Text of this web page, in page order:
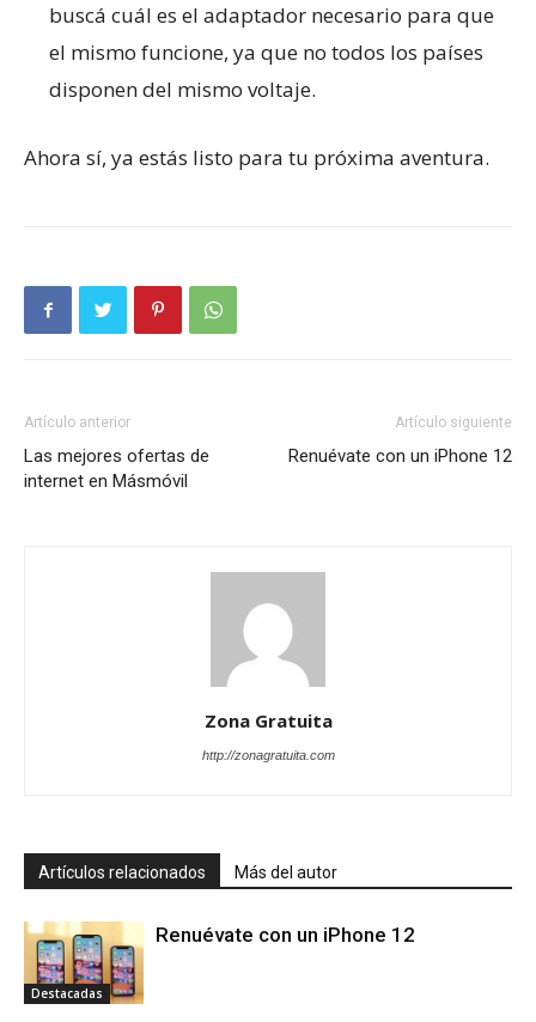
buscá cuál es el adaptador necesario para que
el mismo funcione, ya que no todos los países
disponen del mismo voltaje.
Ahora sí, ya estás listo para tu próxima aventura.
Artículo anterior
Las mejores ofertas de
internet en Másmóvil
Artículo siguiente
Renuévate con un iPhone 12
Zona Gratuita
http://zonagratuita.com
Artículos relacionados Más del autor
Destacadas
Renuévate con un iPhone 12